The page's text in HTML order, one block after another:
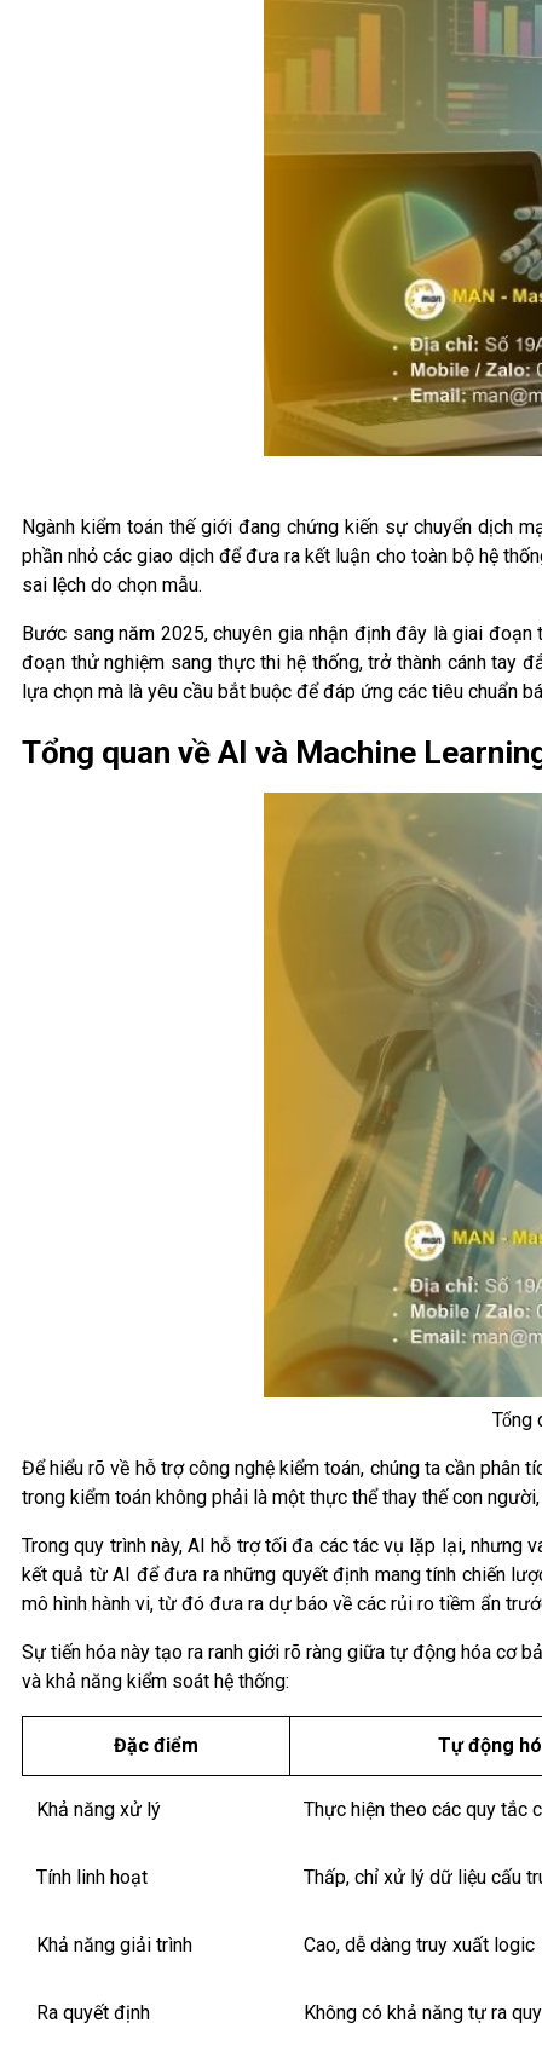
Ngành kiểm toán thế giới đang chứng kiến sự chuyển dịch
phần nhỏ các giao dịch để đưa ra kết luận cho toàn bộ hệ
sai lệch do chọn mẫu.
Bước sang năm 2025, chuyên gia nhận định đây là giai
đoạn thử nghiệm sang thực thi hệ thống, trở thành cánh tay
lựa chọn mà là yêu cầu bắt buộc để đáp ứng các tiêu chuẩn
Tổng quan về AI và Machine
Tổng
Để hiểu rõ về hỗ trợ công nghệ kiểm toán, chúng ta cần phân
trong kiểm toán không phải là một thực thể thay thế con
Trong quy trình này, AI hỗ trợ tối đa các tác vụ lặp lại, nhưng
kết quả từ AI để đưa ra những quyết định mang tính chiến
mô hình hành vi, từ đó đưa ra dự báo về các rủi ro tiềm ẩn
Sự tiến hóa này tạo ra ranh giới rõ ràng giữa tự động hóa cơ
và khả năng kiểm soát hệ thống:
Đặc điểm Tự động
Khả năng xử lý Thực hiện theo các quy tắc
Tính linh hoạt Thấp, chỉ xử lý dữ liệu cấu
Khả năng giải trình Cao, dễ dàng truy xuất logic
Ra quyết định Không có khả năng tự ra